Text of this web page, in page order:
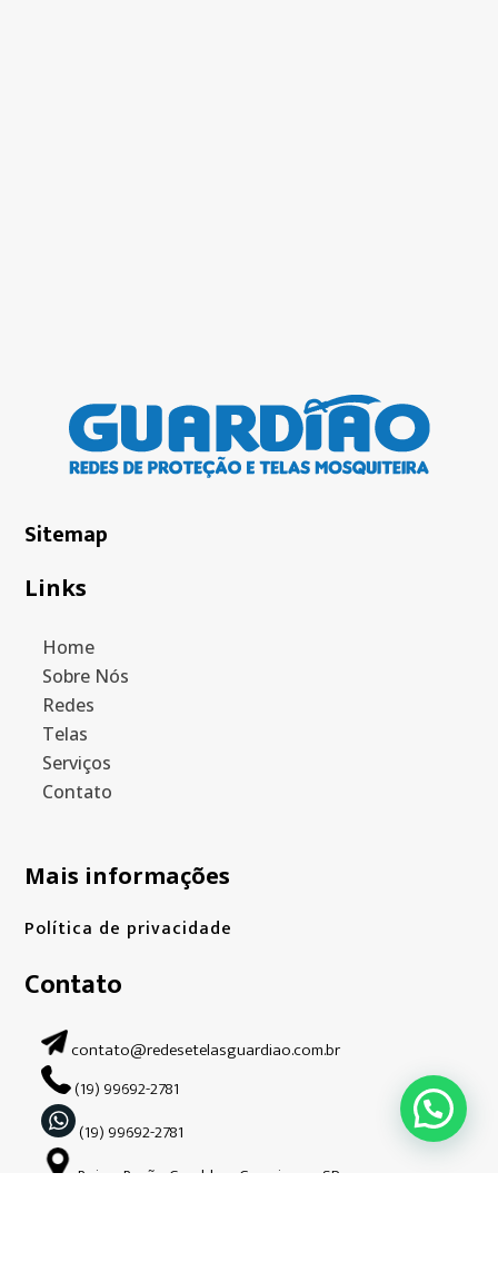
Sitemap
Links
Home
Sobre Nós
Redes
Telas
Serviços
Contato
Mais informações
Política de privacidade
Contato
contato@redesetelasguardiao.com.br
(19) 99692-2781
(19) 99692-2781
Bairro Barão Geraldo – Campinas – SP.